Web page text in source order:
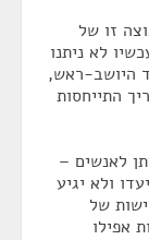
זו של
לא ניתנו
היושב-ראש,
התייחסות
לאנשים –
ולא יגיע
של
אפילו